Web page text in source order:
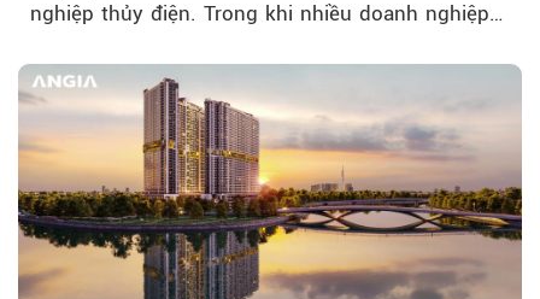
nghiệp thủy điện. Trong khi nhiều doanh nghiệp